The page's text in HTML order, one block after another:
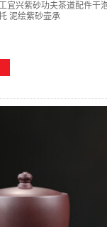
宜兴紫砂功夫茶道配件干
泥绘紫砂壶承